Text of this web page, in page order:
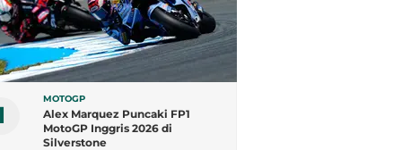
MOTOGP
Alex Marquez Puncaki FP1
MotoGP Inggris 2026 di
Silverstone